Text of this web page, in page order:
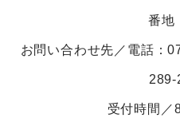
番
お問い合わせ先／電話 ：
289-
受付時間／